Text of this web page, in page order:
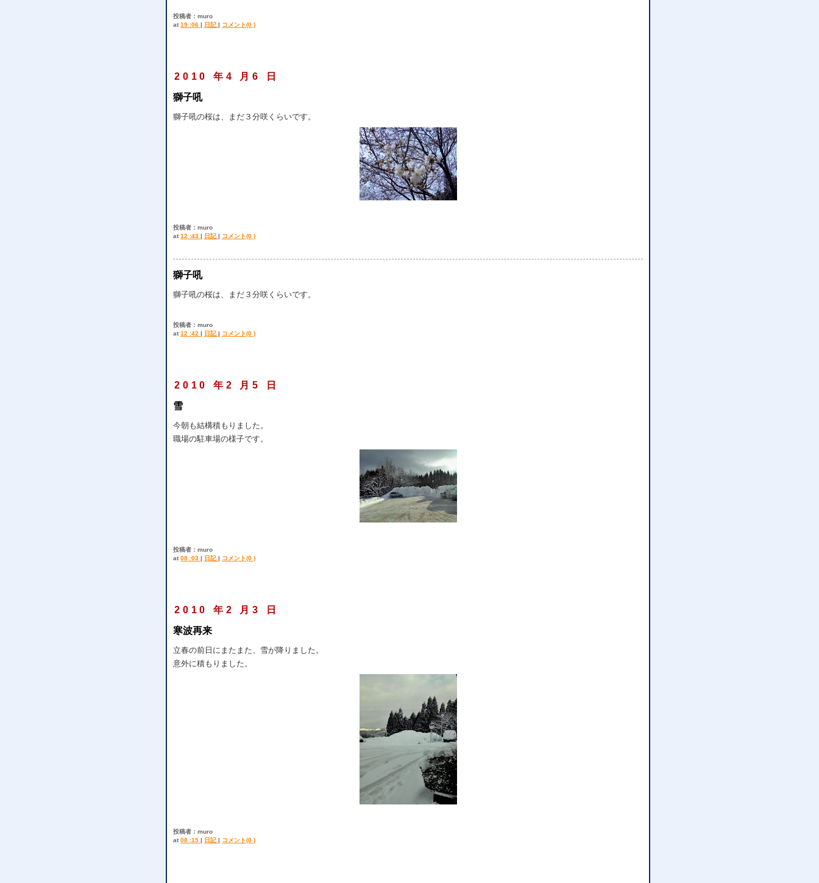
投稿者：muro
at19 :06 | 日記| コメント(0 )
2010 年4 月6 日
獅子吼
獅子吼の桜は、まだ３分咲くらいです。
投稿者：muro
at12 :43 | 日記| コメント(0 )
獅子吼
獅子吼の桜は、まだ３分咲くらいです。
投稿者：muro
at12 :42 | 日記| コメント(0 )
2010 年2 月5 日
雪
今朝も結構積もりました。
職場の駐車場の様子です。
投稿者：muro
at08 :03 | 日記| コメント(0 )
2010 年2 月3 日
寒波再来
立春の前日にまたまた、雪が降りました。
意外に積もりました。
投稿者：muro
at 08 :15 | 日記| コメント(0 )